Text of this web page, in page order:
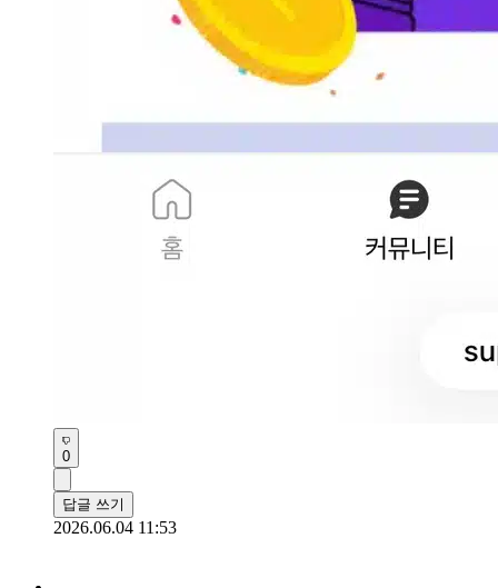
0
답글 쓰기
2026.06.04 11:53